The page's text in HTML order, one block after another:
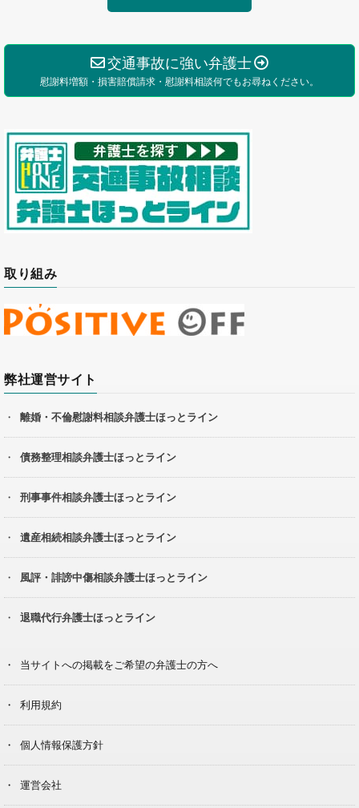
交通事故に強い弁護士
慰謝料増額・損害賠償請求・慰謝料相談何でもお尋ねください。
取り組み
弊社運営サイト
離婚・不倫慰謝料相談弁護士ほっとライン
債務整理相談弁護士ほっとライン
刑事事件相談弁護士ほっとライン
遺産相続相談弁護士ほっとライン
風評・誹謗中傷相談弁護士ほっとライン
退職代行弁護士ほっとライン
当サイトへの掲載をご希望の弁護士の方へ
利用規約
個人情報保護方針
運営会社